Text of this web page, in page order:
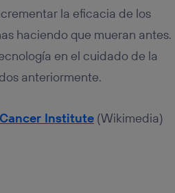
la eficacia de los
haciendo que mueran antes.
en el cuidado de la
anteriormente.
Institute(Wikimedia)